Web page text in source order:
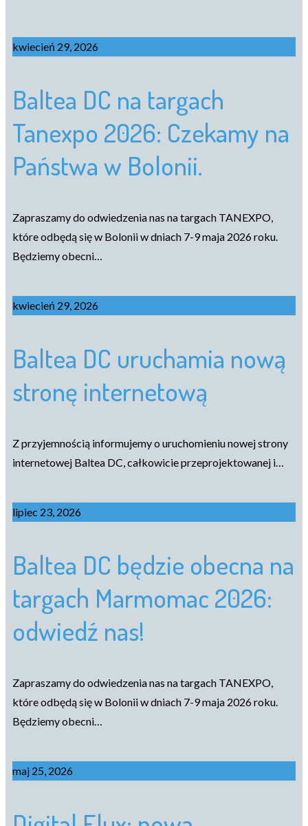
kwiecień 29, 2026
Baltea DC na targach
Tanexpo 2026: Czekamy na
Państwa w Bolonii.
Zapraszamy do odwiedzenia nas na targach TANEXPO,
które odbędą się w Bolonii w dniach 7-9 maja 2026 roku.
Będziemy obecni…
kwiecień 29, 2026
Baltea DC uruchamia nową
stronę internetową
Z przyjemnością informujemy o uruchomieniu nowej strony
internetowej Baltea DC, całkowicie przeprojektowanej i…
lipiec 23, 2026
Baltea DC będzie obecna na
targach Marmomac 2026:
odwiedź nas!
Zapraszamy do odwiedzenia nas na targach TANEXPO,
które odbędą się w Bolonii w dniach 7-9 maja 2026 roku.
Będziemy obecni…
maj 25, 2026